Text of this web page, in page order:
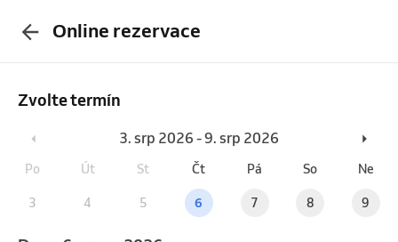
Online rezervace
Zvolte termín
3. srp 2026 - 9. srp 2026
Po Út St Čt Pá So Ne
3 4 5 6 7 8 9